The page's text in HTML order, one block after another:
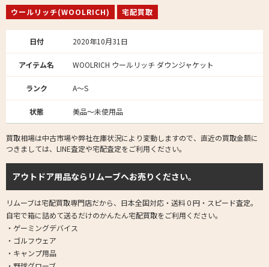
ウールリッチ(WOOLRICH) 宅配買取
日付 2020年10月31日
アイテム名 WOOLRICH ウールリッチ ダウンジャケット
ランク A～S
状態 美品～未使用品
買取相場は中古市場や弊社在庫状況により変動しますので、直近の買取金額に
つきましては、LINE査定や宅配査定をご利用ください。
アウトドア用品ならリムーブへお売りください。
リムーブは宅配買取専門店だから、日本全国対応・送料０円・スピード査定。
自宅で箱に詰めて送るだけのかんたん宅配買取をご利用ください。
・ゲーミングデバイス
・ゴルフウェア
・キャンプ用品